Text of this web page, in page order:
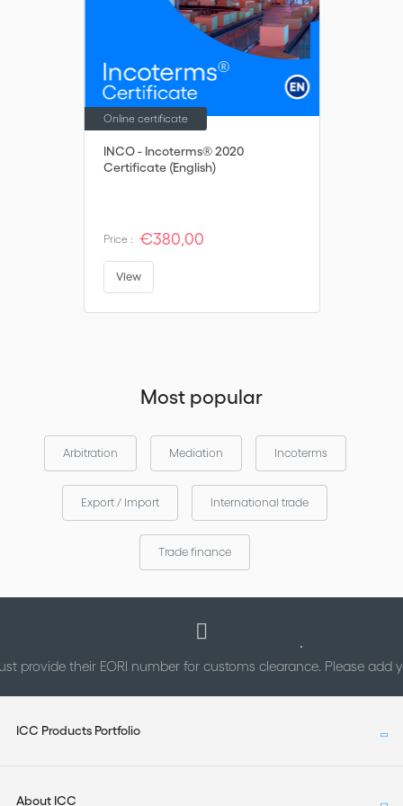
INCO - Incoterms® 2020
Certificate (English)
Online certificate
Price : €380,00
View
Most popular
Arbitration Mediation Incoterms
Export / Import International trade
Trade finance
provide their EORI number for customs clearance. Please add
ICC Products Portfolio
About ICC